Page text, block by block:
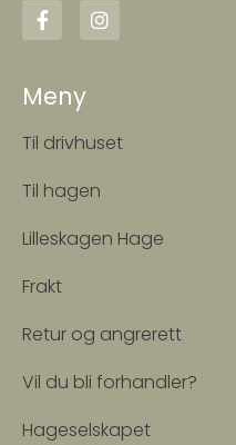
Meny
Til drivhuset
Til hagen
Lilleskagen Hage
Frakt
Retur og angrerett
Vil du bli forhandler?
Hageselskapet